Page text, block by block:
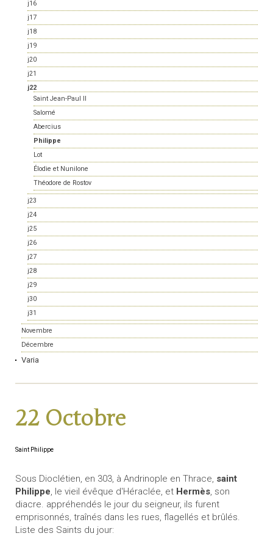
j16
j17
j18
j19
j20
j21
j22
Saint Jean-Paul II
Salomé
Abercius
Philippe
Lot
Élodie et Nunilone
Théodore de Rostov
j23
j24
j25
j26
j27
j28
j29
j30
j31
Novembre
Décembre
Varia
22 Octobre
Saint Philippe
Sous Dioclétien, en 303, à Andrinople en Thrace, saint
Philippe, le vieil évêque d'Héraclée, et Hermès, son
diacre. appréhendés le jour du seigneur, ils furent
emprisonnés, traînés dans les rues, flagellés et brûlés.
Liste des Saints du jour: